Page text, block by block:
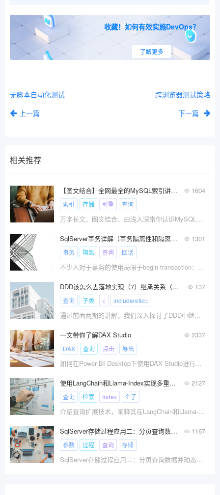
收藏！如何有效实施DevOps？
了解更多
无脚本自动化测试
上一篇
跨浏览器测试策略
下一篇
相关推荐
【图文结合】全网最全的MySQL索引讲解，万字长文由浅入深带你认识索引 1604
索引 存储 引擎 查询
万字长文、图文结合、由浅入深带你认识MySQL索引!\x0a本文通过图文结合的方式,由浅入深的带你理解索引的奥妙!从索引是什么、到索引有什么用、索引如何用、如何设计索引、Mysql存储引擎是什么....
SqlServer事务详解（事务隔离性和隔离级别详解） 1301
事务 隔离 查询 回话
不少人对于事务的使用局限于begin transaction：开始事务、commit transaction：提交事务、rollback transaction：回滚事务的初步运用。并且知道使用事务后， 事务中所有操作命令必须作为一个整
DDD该怎么去落地实现（7）继承关系（下） 137
查询 子类 < includerefid=
通过前面两期的讲解，我们深入探讨了DDD中继承关系如何落地软件开发。但对于有继承关系的领域对象来说，其设计远比我们想象的要复杂，今天我们就接着这个的话题继续探讨吧！
一文带你了解DAX Studio 2337
DAX 查询 点击 导出
如何在Power BI Desktop下使用DAX Studio进行查询
使用LangChain和Llama-Index实现多重检索RAG 2127
查询 检索 Index 个子
介绍查询扩展技术，阐释其在LangChain和Llama-Index中的实现及对提高检索效率的贡献。
SqlServer存储过程应用二：分页查询数据并动态拼接where条件 1167
参数 过程 查询 存储
SqlServer存储过程应用二：分页查询数据并动态拼接where条件。